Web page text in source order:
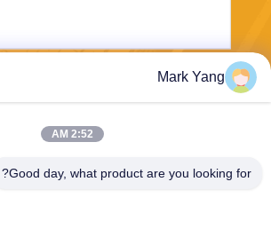
Mark Yang
2:52 AM
Good day, what product are you looking for?